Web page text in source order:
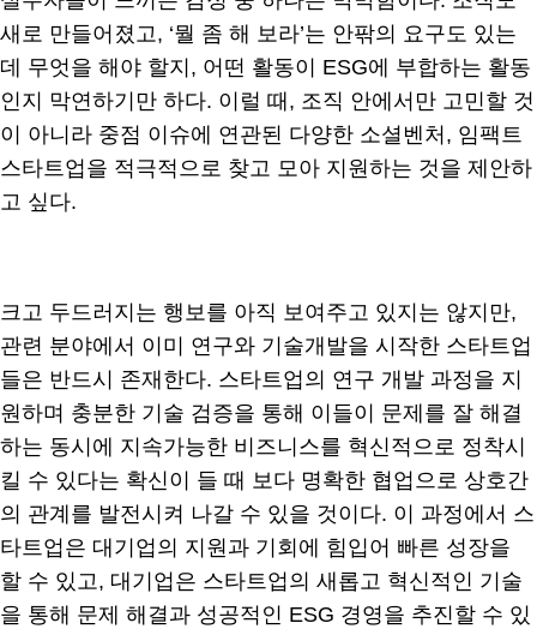
새로 만들어졌고, ‘뭘 좀 해 보라’는 안팎의 요구도 있는
데 무엇을 해야 할지, 어떤 활동이 ESG에 부합하는 활동
인지 막연하기만 하다. 이럴 때, 조직 안에서만 고민할 것
이 아니라 중점 이슈에 연관된 다양한 소셜벤처, 임팩트
스타트업을 적극적으로 찾고 모아 지원하는 것을 제안하
고 싶다.
크고 두드러지는 행보를 아직 보여주고 있지는 않지만,
관련 분야에서 이미 연구와 기술개발을 시작한 스타트업
들은 반드시 존재한다. 스타트업의 연구 개발 과정을 지
원하며 충분한 기술 검증을 통해 이들이 문제를 잘 해결
하는 동시에 지속가능한 비즈니스를 혁신적으로 정착시
킬 수 있다는 확신이 들 때 보다 명확한 협업으로 상호간
의 관계를 발전시켜 나갈 수 있을 것이다. 이 과정에서 스
타트업은 대기업의 지원과 기회에 힘입어 빠른 성장을
할 수 있고, 대기업은 스타트업의 새롭고 혁신적인 기술
을 통해 문제 해결과 성공적인 ESG 경영을 추진할 수 있